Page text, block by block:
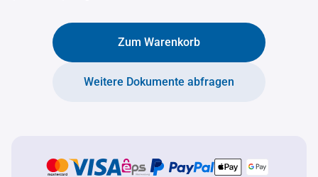
Zum Warenkorb
Weitere Dokumente abfragen